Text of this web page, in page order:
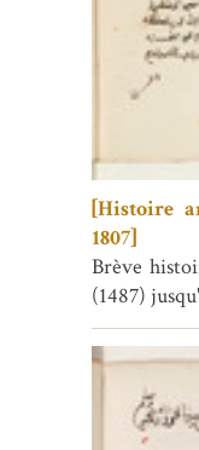
[Histoire
1807]
Brève
(1487)